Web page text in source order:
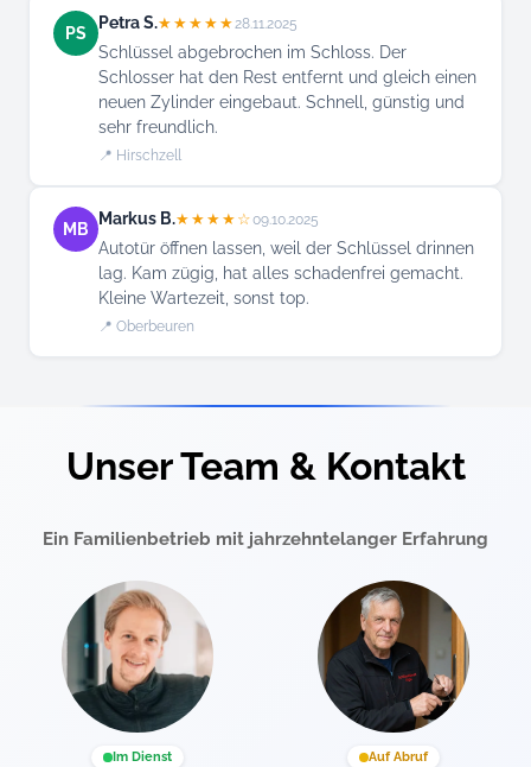
PS
Petra S.★★★★★28.11.2025
Schlüssel abgebrochen im Schloss. Der
Schlosser hat den Rest entfernt und gleich einen
neuen Zylinder eingebaut. Schnell, günstig und
sehr freundlich.
📍 Hirschzell
MB
Markus B.★★★★☆09.10.2025
Autotür öffnen lassen, weil der Schlüssel drinnen
lag. Kam zügig, hat alles schadenfrei gemacht.
Kleine Wartezeit, sonst top.
📍 Oberbeuren
Unser Team & Kontakt
Ein Familienbetrieb mit jahrzehntelanger Erfahrung
Im Dienst Auf Abruf